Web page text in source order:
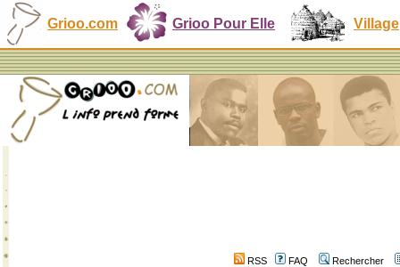
Grioo.com Grioo Pour Elle Village
RSS FAQ
Rechercher